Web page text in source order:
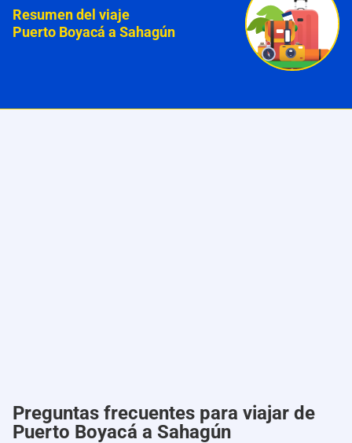
Resumen del viaje
Puerto Boyacá a Sahagún
Preguntas frecuentes para viajar de
Puerto Boyacá a Sahagún